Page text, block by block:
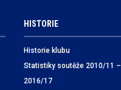
HISTORIE
Historie klubu
Statistiky soutěže 2010/11 –
2016/17